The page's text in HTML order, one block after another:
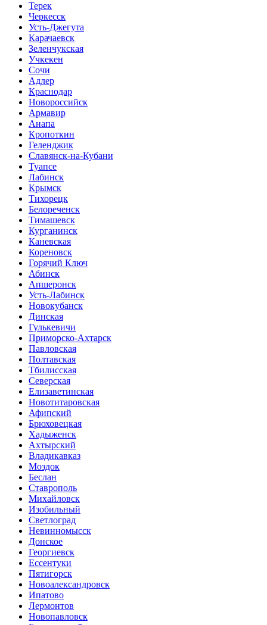
Терек
Черкесск
Усть-Джегута
Карачаевск
Зеленчукская
Учкекен
Сочи
Адлер
Краснодар
Новороссийск
Армавир
Анапа
Кропоткин
Геленджик
Славянск-на-Кубани
Туапсе
Лабинск
Крымск
Тихорецк
Белореченск
Тимашевск
Курганинск
Каневская
Кореновск
Горячий Ключ
Абинск
Апшеронск
Усть-Лабинск
Новокубанск
Динская
Гулькевичи
Приморско-Ахтарск
Павловская
Полтавская
Тбилисская
Северская
Елизаветинская
Новотитаровская
Афипский
Брюховецкая
Хадыженск
Ахтырский
Владикавказ
Моздок
Беслан
Ставрополь
Михайловск
Изобильный
Светлоград
Невинномысск
Донское
Георгиевск
Ессентуки
Пятигорск
Новоалександровск
Ипатово
Лермонтов
Новопавловск